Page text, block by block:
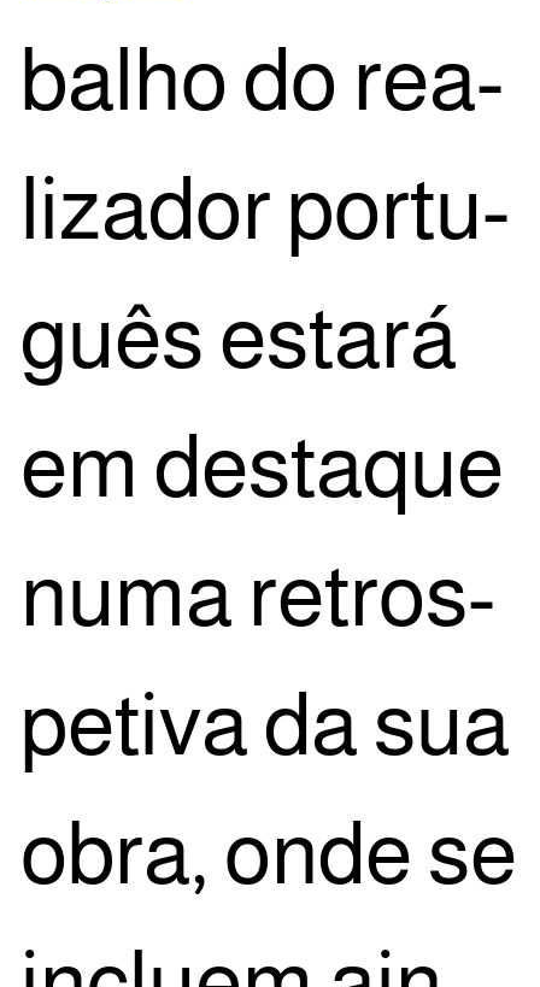
ba­lho do rea­
li­za­dor por­tu­
guês esta­rá
em des­ta­que
numa retros­
pe­ti­va da sua
obra, onde se